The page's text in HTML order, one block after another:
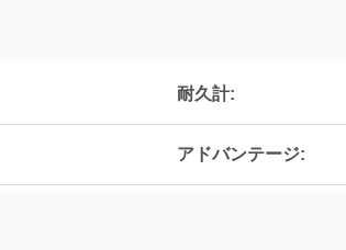
耐久計:
アドバンテージ: